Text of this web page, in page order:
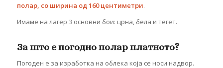
полар, со ширина од 160 центиметри.
Имаме на лагер 3 основни бои: црна, бела и тегет.
За што е погодно полар платното?
Погоден е за изработка на облека која се носи надвор.